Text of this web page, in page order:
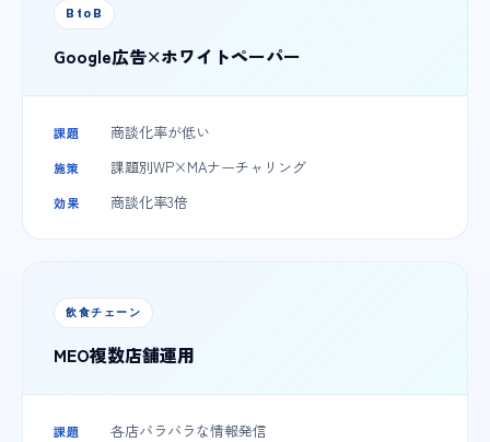
BtoB
Google広告×ホワイトペーパー
課題 商談化率が低い
施策 課題別WP×MAナーチャリング
効果 商談化率3倍
飲食チェーン
MEO複数店舗運用
課題 各店バラバラな情報発信